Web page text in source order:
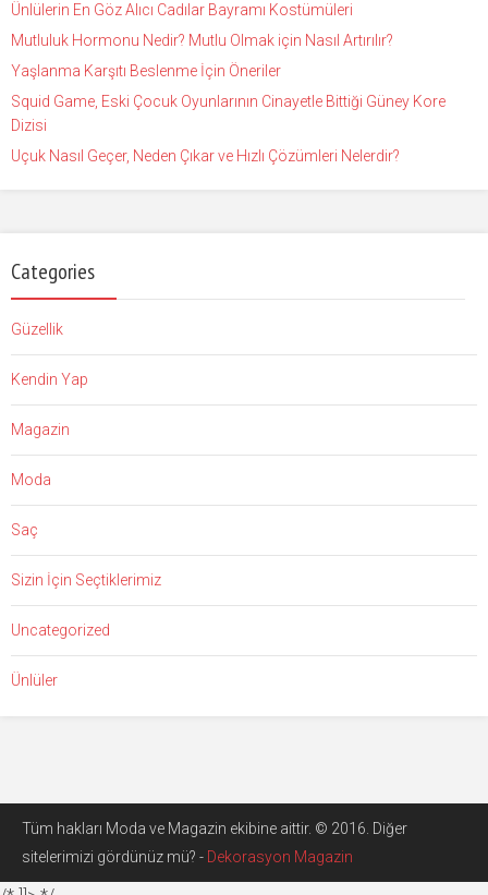
Ünlülerin En Göz Alıcı Cadılar Bayramı Kostümüleri
Mutluluk Hormonu Nedir? Mutlu Olmak için Nasıl Artırılır?
Yaşlanma Karşıtı Beslenme İçin Öneriler
Squid Game, Eski Çocuk Oyunlarının Cinayetle Bittiği Güney Kore
Dizisi
Uçuk Nasıl Geçer, Neden Çıkar ve Hızlı Çözümleri Nelerdir?
Categories
Güzellik
Kendin Yap
Magazin
Moda
Saç
Sizin İçin Seçtiklerimiz
Uncategorized
Ünlüler
Tüm hakları Moda ve Magazin ekibine aittir. © 2016. Diğer
sitelerimizi gördünüz mü? - Dekorasyon Magazin